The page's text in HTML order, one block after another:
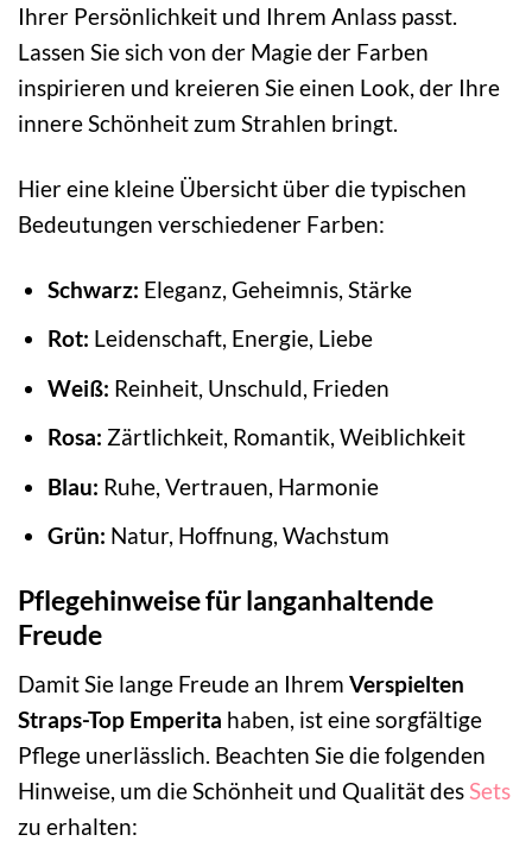
Ihrer Persönlichkeit und Ihrem Anlass passt.
Lassen Sie sich von der Magie der Farben
inspirieren und kreieren Sie einen Look, der Ihre
innere Schönheit zum Strahlen bringt.
Hier eine kleine Übersicht über die typischen
Bedeutungen verschiedener Farben:
Schwarz: Eleganz, Geheimnis, Stärke
Rot: Leidenschaft, Energie, Liebe
Weiß: Reinheit, Unschuld, Frieden
Rosa: Zärtlichkeit, Romantik, Weiblichkeit
Blau: Ruhe, Vertrauen, Harmonie
Grün: Natur, Hoffnung, Wachstum
Pflegehinweise für langanhaltende
Freude
Damit Sie lange Freude an Ihrem Verspielten
Straps-Top Emperita haben, ist eine sorgfältige
Pflege unerlässlich. Beachten Sie die folgenden
Hinweise, um die Schönheit und Qualität desSets
zu erhalten: